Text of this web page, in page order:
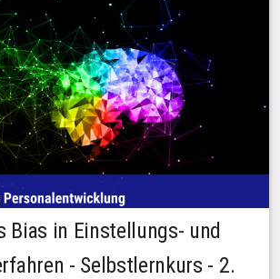
Bias in Einstellungs- und
- Selbstlernkurs - 2.